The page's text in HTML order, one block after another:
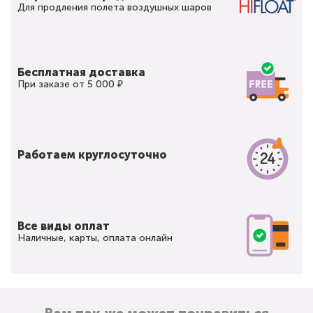
Для продления полета воздушных шаров
Бесплатная доставка
При заказе от 5 000 ₽
Работаем круглосуточно
Все виды оплат
Наличные, карты, оплата онлайн